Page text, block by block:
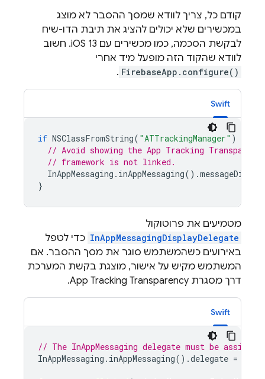
קודם כל, צריך לוודא שמסך ההסבר לא מוצג
במכשירים שלא יכולים להציג את תיבת הדו-שיח
לבקשת הסכמה, כמו מכשירים עם iOS 13. חשוב
לוודא שהקוד הזה מופעל מיד אחרי
FirebaseApp.configure()
.
Swift
if NSClassFromString( "ATTrackingManager" )
// Avoid showing the App Tracking
// framework is not linked.
InAppMessaging . inAppMessaging().
}
מטמיעים את פרוטוקול
InAppMessagingDisplayDelegate כדי לטפל
באירועים כשהמשתמש סוגר את מסך ההסבר. אם
המשתמש מקיש על אישור, מוצגת בקשת המערכת
דרך מסגרת App Tracking Transparency.
Swift
// The InAppMessaging delegate must be
InAppMessaging . inAppMessaging().delegate =